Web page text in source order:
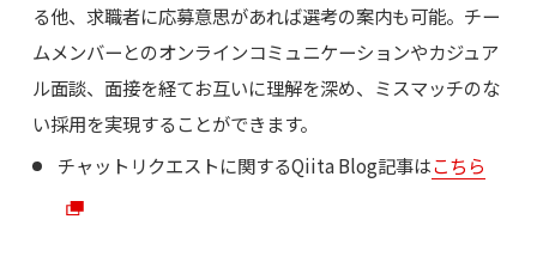
る他、求職者に応募意思があれば選考の案内も可能。チー
ムメンバーとのオンラインコミュニケーションやカジュア
ル面談、面接を経てお互いに理解を深め、ミスマッチのな
い採用を実現することができます。
チャットリクエストに関するQiita Blog記事はこちら